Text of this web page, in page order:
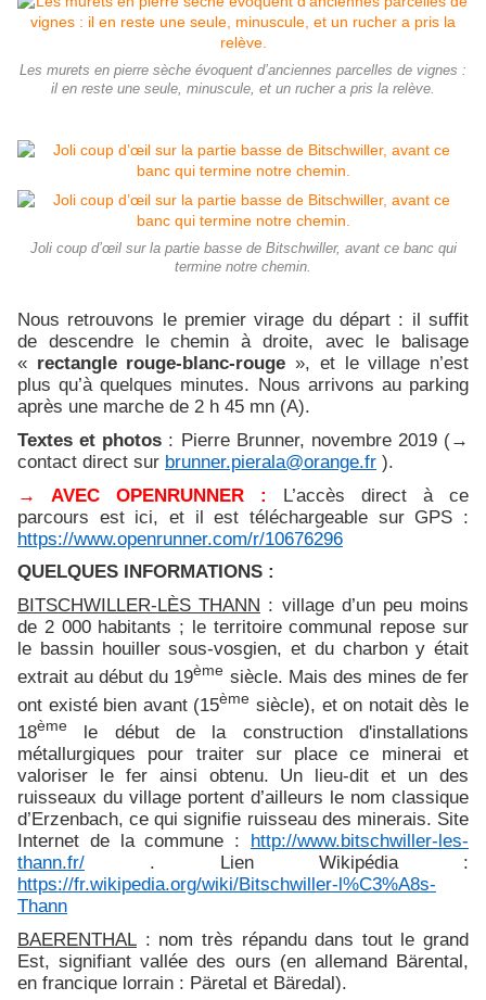
Les murets en pierre sèche évoquent d’anciennes parcelles de vignes :
il en reste une seule, minuscule, et un rucher a pris la relève.
Joli coup d’œil sur la partie basse de Bitschwiller, avant ce banc qui
termine notre chemin.
Nous retrouvons le premier virage du départ : il suffit
de descendre le chemin à droite, avec le balisage
« rectangle rouge-blanc-rouge », et le village n’est
plus qu’à quelques minutes. Nous arrivons au parking
après une marche de 2 h 45 mn (A).
Textes et photos : Pierre Brunner, novembre 2019 (→
contact direct sur brunner.pierala@orange.fr ).
→ AVEC OPENRUNNER : L’accès direct à ce
parcours est ici, et il est téléchargeable sur GPS :
https://www.openrunner.com/r/10676296
QUELQUES INFORMATIONS :
BITSCHWILLER-LÈS THANN : village d’un peu moins
de 2 000 habitants ; le territoire communal repose sur
le bassin houiller sous-vosgien, et du charbon y était
extrait au début du 19ème siècle. Mais des mines de fer
ont existé bien avant (15ème siècle), et on notait dès le
18ème
le début de la construction d'installations
métallurgiques pour traiter sur place ce minerai et
valoriser le fer ainsi obtenu. Un lieu-dit et un des
ruisseaux du village portent d’ailleurs le nom classique
d’Erzenbach, ce qui signifie ruisseau des minerais. Site
Internet de la commune : http://www.bitschwiller-les-
thann.fr/ . Lien Wikipédia :
https://fr.wikipedia.org/wiki/Bitschwiller-l%C3%A8s-
Thann
BAERENTHAL : nom très répandu dans tout le grand
Est, signifiant vallée des ours (en allemand Bärental,
en francique lorrain : Päretal et Bäredal).